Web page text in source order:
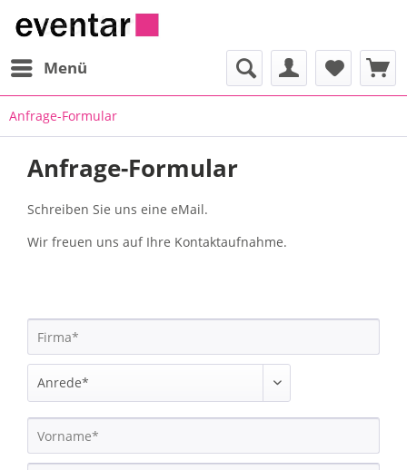
Menü
Anfrage-Formular
Anfrage-Formular
Schreiben Sie uns eine eMail.
Wir freuen uns auf Ihre Kontaktaufnahme.